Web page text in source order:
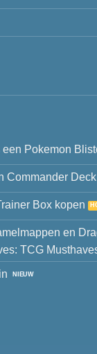
een Pokemon
Commander
Box kopen
en
TCG